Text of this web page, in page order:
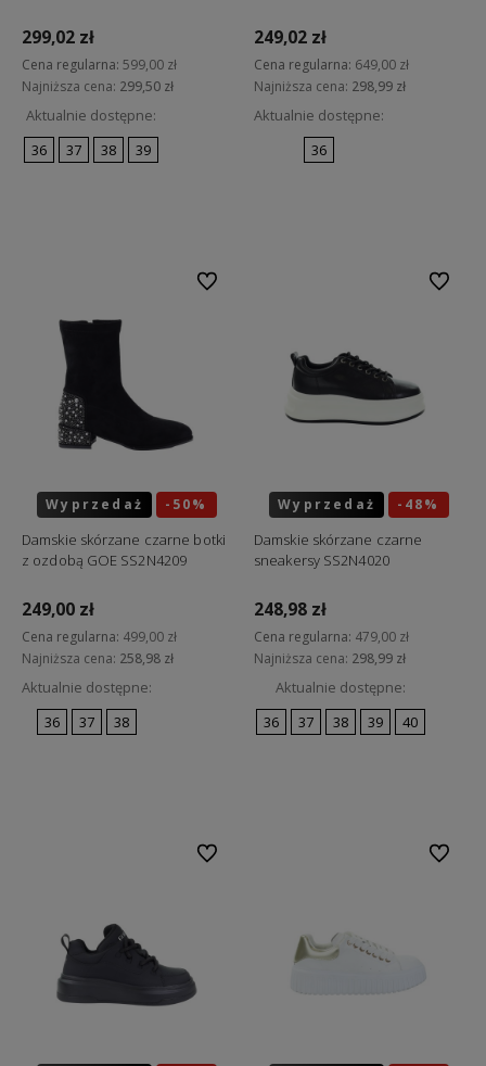
299,02 zł
Cena regularna: 599,00 zł
Najniższa cena: 299,50 zł
Aktualnie dostępne:
36
37 38 39
249,02 zł
Cena regularna: 649,00 zł
Najniższa cena: 298,99 zł
Aktualnie dostępne:
36
-50%
Okazja
Wyprzedaż
Damskie skórzane czarne botki
z ozdobą GOE SS2N4209
249,00 zł
Cena regularna: 499,00 zł
Najniższa cena: 258,98 zł
Aktualnie dostępne:
36
37 38
Do ulubionych
-48%
Okazja
Wyprzedaż
Damskie skórzane czarne
sneakersy SS2N4020
248,98 zł
Cena regularna: 479,00 zł
Najniższa cena: 298,99 zł
Aktualnie dostępne:
36
37 38 39 40
Do
Do ulubionych Do